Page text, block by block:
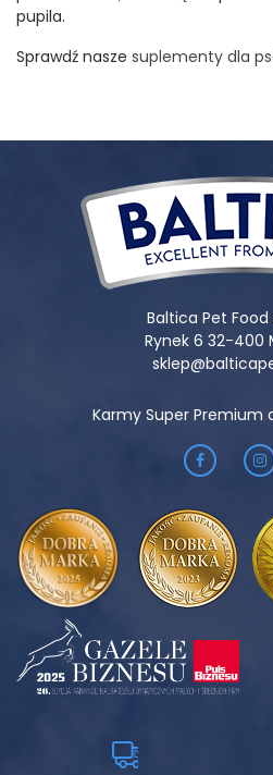
pupila.
Sprawdź nasze suplementy dla
Baltica Pet Food
Rynek 6 32-400
Karmy Super Premium